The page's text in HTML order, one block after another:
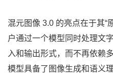
混元图像 3.0 的亮点在于其“
户通过一个模型同时处理文
入和输出形式，而不再依赖
模型具备了图像生成和语义